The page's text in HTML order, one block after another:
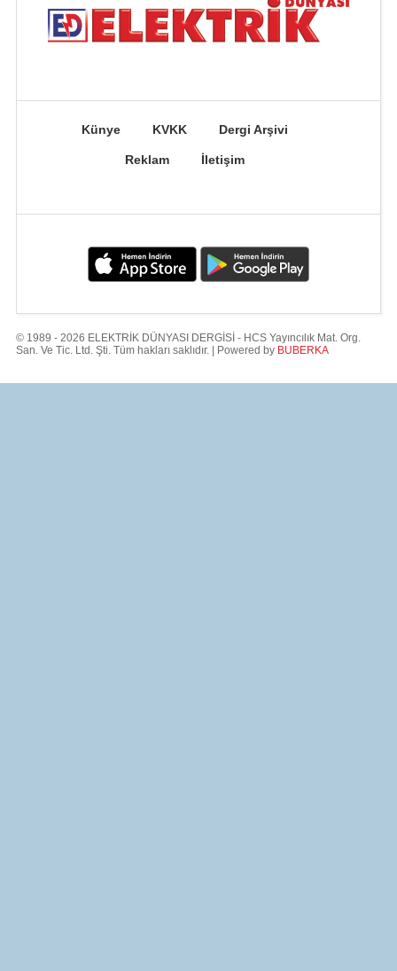
Künye KVKK Dergi Arşivi
Reklam İletişim
© 1989 - 2026 ELEKTRİK DÜNYASI DERGİSİ - HCS Yayıncılık Mat. Org.
San. Ve Tic. Ltd. Şti. Tüm hakları saklıdır. | Powered by BUBERKA